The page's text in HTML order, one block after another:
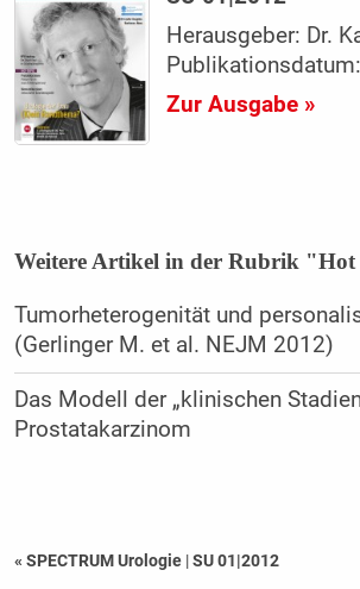
Herausgeber: Dr.
Zur Ausgabe »
Weitere Artikel in der Rubrik
Tumorheterogenität und
(Gerlinger M. et al. NEJM 2012)
Das Modell der „klinischen
Prostatakarzinom
« SPECTRUM Urologie |SU 01|2012